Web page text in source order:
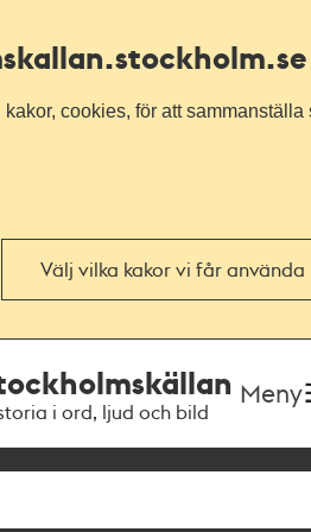
.stockholm.se
cookies, för att
Välj vilka kakor vi får använda
i ord, ljud och bild
Meny